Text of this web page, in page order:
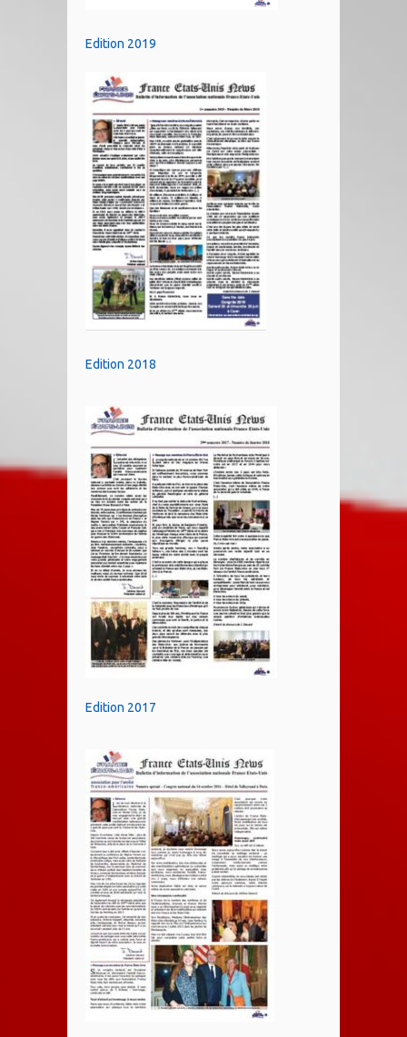
Edition 2019
Edition 2018
Edition 2017